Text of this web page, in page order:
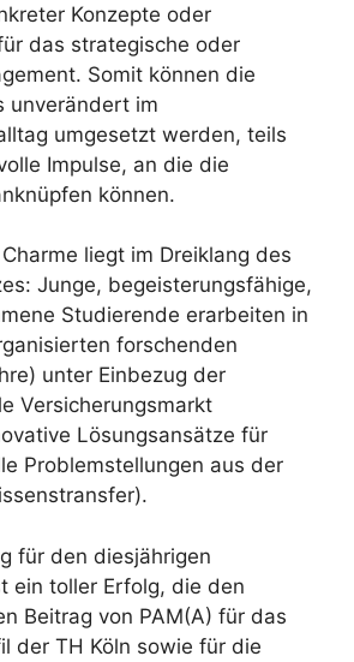
Konzepte oder
das strategische oder
Somit können die
unverändert im
umgesetzt werden, teils
Impulse, an die die
können.
liegt im Dreiklang des
Junge, begeisterungsfähige,
Studierende erarbeiten in
forschenden
unter Einbezug der
Versicherungsmarkt
Lösungsansätze für
Problemstellungen aus der
für den diesjährigen
ein toller Erfolg, die den
Beitrag von PAM(A) für das
der TH Köln sowie für die